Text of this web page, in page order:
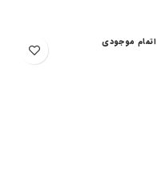
اتمام موجودی